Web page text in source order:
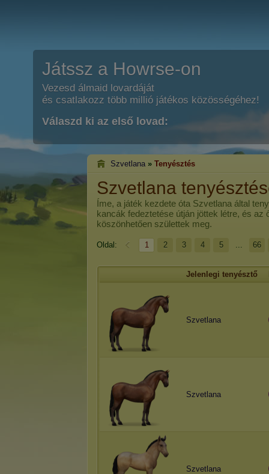
Játssz a Howrse-on
Vezesd álmaid lovardáját
és csatlakozz több millió játékos közösségéhez!
Válaszd ki az első lovad:
Szvetlana » Tenyésztés
Szvetlana
Íme, a játék kezdete óta Szvetlana által
kancák fedeztetése útján jöttek létre, és az
köszönhetően születtek meg.
Oldal: 1 2 3 4 5 ... 66
Jelenlegi tenyésztő
Szvetlana
Szvetlana
Szvetlana